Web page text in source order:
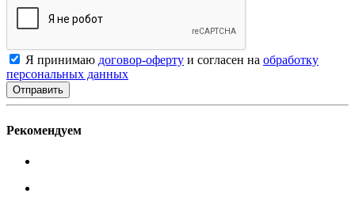
Я принимаю договор-оферту и согласен на обработку
персональных данных
Рекомендуем